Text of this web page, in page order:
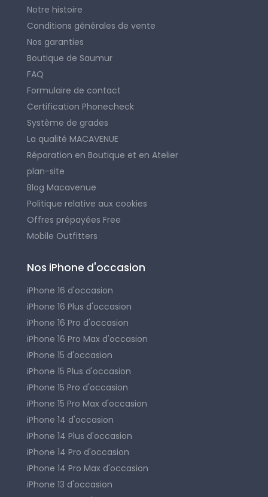
Notre histoire
Conditions générales de vente
Nos garanties
Boutique de Saumur
FAQ
Formulaire de contact
Certification Phonecheck
Système de grades
La qualité MACAVENUE
Réparation en Boutique et en Atelier
plan-site
Blog Macavenue
Politique relative aux cookies
Offres prépayées Free
Mobile Outfitters
Nos iPhone d'occasion
iPhone 16 d'occasion
iPhone 16 Plus d'occasion
iPhone 16 Pro d'occasion
iPhone 16 Pro Max d'occasion
iPhone 15 d'occasion
iPhone 15 Plus d'occasion
iPhone 15 Pro d'occasion
iPhone 15 Pro Max d'occasion
iPhone 14 d'occasion
iPhone 14 Plus d'occasion
iPhone 14 Pro d'occasion
iPhone 14 Pro Max d'occasion
iPhone 13 d'occasion